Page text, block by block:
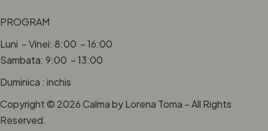
PROGRAM
Luni – Vinei: 8:00 – 16:00
Sambata: 9:00 – 13:00
Duminica : inchis
Copyright © 2026 Calma by Lorena Toma – All Rights
Reserved.